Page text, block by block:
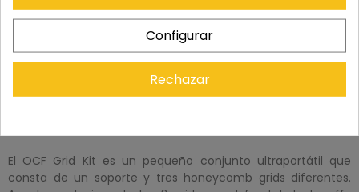
DESCRIPCIÓN
El OCF Grid Kit es un pequeño conjunto ultraportátil que
consta de un soporte y tres honeycomb grids diferentes.
Configurar
Rechazar